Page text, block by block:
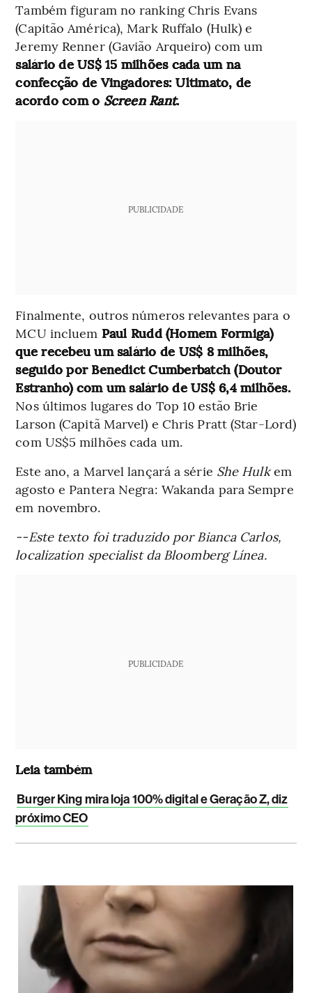
Também figuram no ranking Chris Evans
(Capitão América), Mark Ruffalo (Hulk) e
Jeremy Renner (Gavião Arqueiro) com um
salário de US$ 15 milhões cada um na
confecção de Vingadores: Ultimato, de
acordo com o Screen Rant.
PUBLICIDADE
Finalmente, outros números relevantes para o
MCU incluem Paul Rudd (Homem Formiga)
que recebeu um salário de US$ 8 milhões,
seguido por Benedict Cumberbatch (Doutor
Estranho) com um salário de US$ 6,4 milhões.
Nos últimos lugares do Top 10 estão Brie
Larson (Capitã Marvel) e Chris Pratt (Star-Lord)
com US$5 milhões cada um.
Este ano, a Marvel lançará a série She Hulkem
agosto e Pantera Negra: Wakanda para Sempre
em novembro.
--Este texto foi traduzido por Bianca Carlos,
localization specialist da Bloomberg Línea.
PUBLICIDADE
Leia também
Burger King mira loja 100% digital e Geração Z, diz
próximo CEO